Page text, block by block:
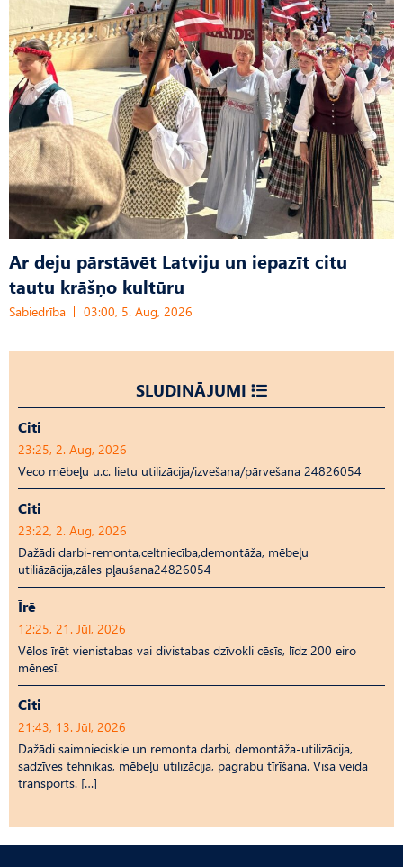
Ar deju pārstāvēt Latviju un iepazīt citu
tautu krāšņo kultūru
Sabiedrība 03:00, 5. Aug, 2026
SLUDINĀJUMI
Citi
23:25, 2. Aug, 2026
Veco mēbeļu u.c. lietu utilizācija/izvešana/pārvešana 24826054
Citi
23:22, 2. Aug, 2026
Dažādi darbi-remonta,celtniecība,demontāža, mēbeļu
utiliāzācija,zāles pļaušana24826054
Īrē
12:25, 21. Jūl, 2026
Vēlos īrēt vienistabas vai divistabas dzīvokli cēsīs, līdz 200 eiro
mēnesī.
Citi
21:43, 13. Jūl, 2026
Dažādi saimnieciskie un remonta darbi, demontāža-utilizācija,
sadzīves tehnikas, mēbeļu utilizācija, pagrabu tīrīšana. Visa veida
transports. […]